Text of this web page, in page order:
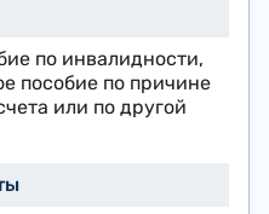
по инвалидности,
пособие по причине
или по другой